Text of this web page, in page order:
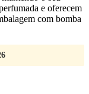
e oferecem
com bomba